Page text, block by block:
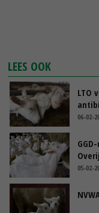
LEES OOK
LTO
06-02-
05-02-